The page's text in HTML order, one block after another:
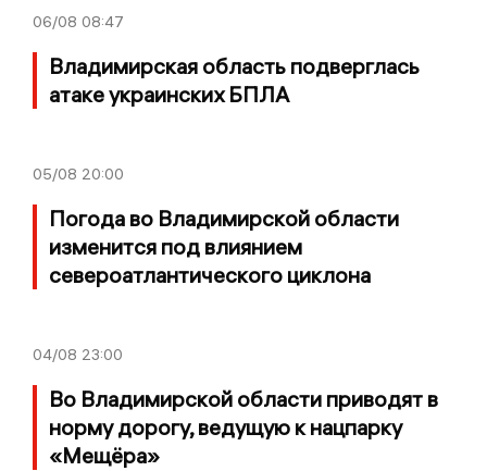
06/08 08:47
Владимирская область подверглась
атаке украинских БПЛА
05/08 20:00
Погода во Владимирской области
изменится под влиянием
североатлантического циклона
04/08 23:00
Во Владимирской области приводят в
норму дорогу, ведущую к нацпарку
«Мещёра»